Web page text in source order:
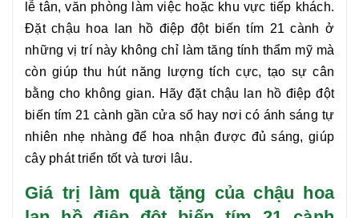
lễ tân, văn phòng làm việc hoặc khu vực tiếp khách.
Đặt chậu hoa
lan hồ điệp đột biến tím 21 cành ở
những vị trí này không chỉ làm tăng tính thẩm mỹ mà
còn giúp thu hút năng lượng tích cực, tạo sự cân
bằng cho không gian. Hãy đặt chậu
lan hồ điệp đột
biến tím 21 cành gần cửa sổ hay nơi có ánh sáng tự
nhiên nhẹ nhàng để hoa nhận được đủ sáng, giúp
cây phát triển tốt và tươi lâu.
Giá trị làm quà tặng của chậu hoa